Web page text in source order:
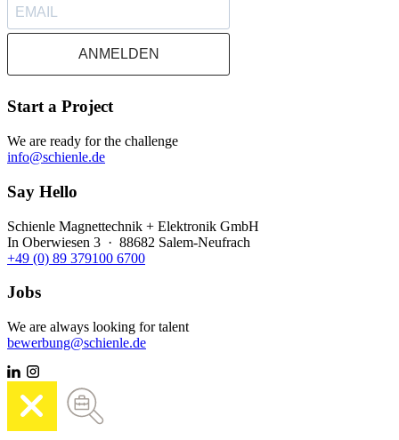
ANMELDEN
Start a Project
We are ready for the challenge
info@schienle.de
Say Hello
Schienle Magnettechnik + Elektronik GmbH
In Oberwiesen 3 · 88682 Salem-Neufrach
+49 (0) 89 379100 6700
Jobs
We are always looking for talent
bewerbung@schienle.de